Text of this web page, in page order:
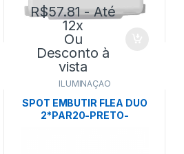
R$57.81- Até
12x
Ou
Desconto à
vista
ILUMINAÇÃO
SPOT EMBUTIR FLEA DUO
2*PAR20-PRETO-